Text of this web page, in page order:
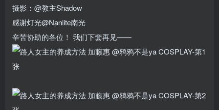
摄影：@教主Shadow
感谢灯光@Nanlite南光
辛苦协助的各位！ ​​​我们下套再见—— ​​​